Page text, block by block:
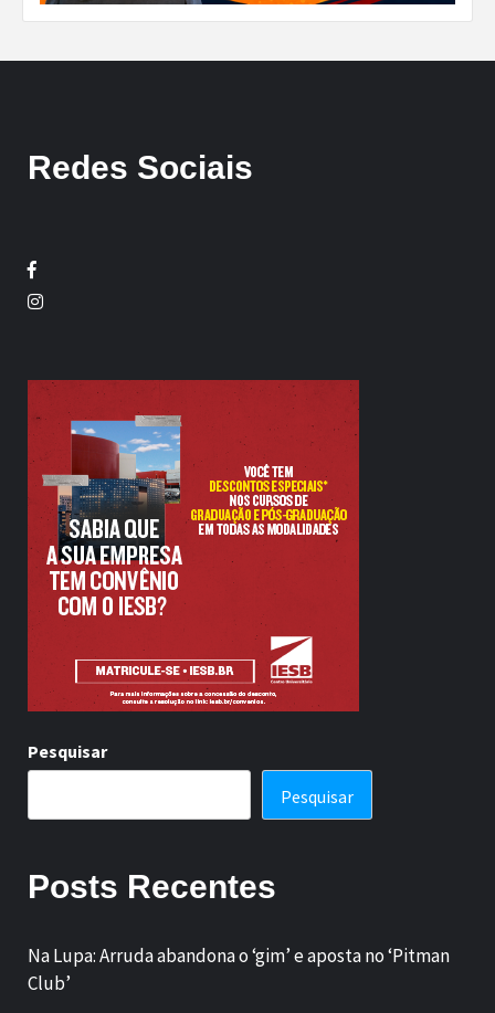
Redes Sociais
Facebook
Twitter
Pesquisar
Pesquisar
Posts Recentes
Na Lupa: Arruda abandona o ‘gim’ e aposta no ‘Pitman
Club’